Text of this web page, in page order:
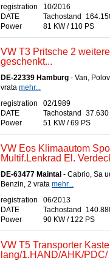
registration
DATE
10/2016
Tachostand
Power
81 KW / 110 PS
VW T3 Pritsche 2
geschenkt...
DE-22339 Hamburg - Van,
vrata mehr...
registration
DATE
02/1989
Tachostand
37.630
Power
51 KW / 69 PS
VW Eos Klimaautom
Multif.Lenkrad El.
DE-63477 Maintal - Cabrio, Sa
Benzin, 2 vrata mehr...
registration
DATE
06/2013
Tachostand
Power
90 KW / 122 PS
VW T5 Transporter
lang/1.HAND/AHK/PDC/